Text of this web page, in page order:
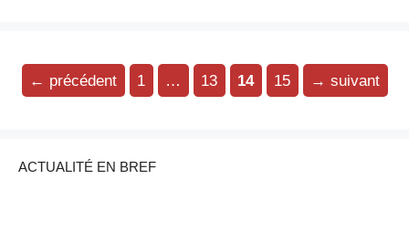
← précédent
Page
1
…
Page
13
Page
14
Page
15
→ suivant
ACTUALITÉ EN BREF